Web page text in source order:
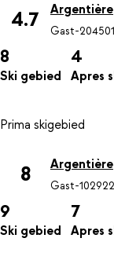
4.7 Argentière
Gast-20450
8
Ski gebied
4
Apres
8 Argentière
Gast-10292
9
Ski gebied
7
Apres